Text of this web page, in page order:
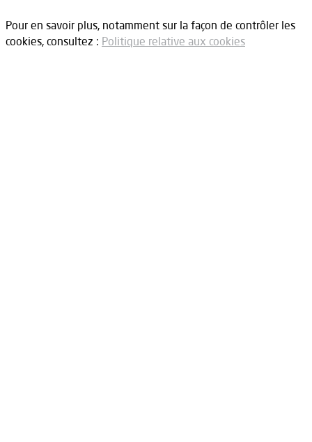
Pour en savoir plus, notamment sur la façon de contrôler les
cookies, consultez : Politique relative aux cookies